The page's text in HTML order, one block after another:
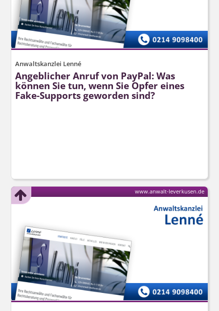
Anwaltskanzlei Lenné
Angeblicher Anruf von PayPal: Was
können Sie tun, wenn Sie Opfer eines
Fake-Supports geworden sind?
www.anwalt-leverkusen.de